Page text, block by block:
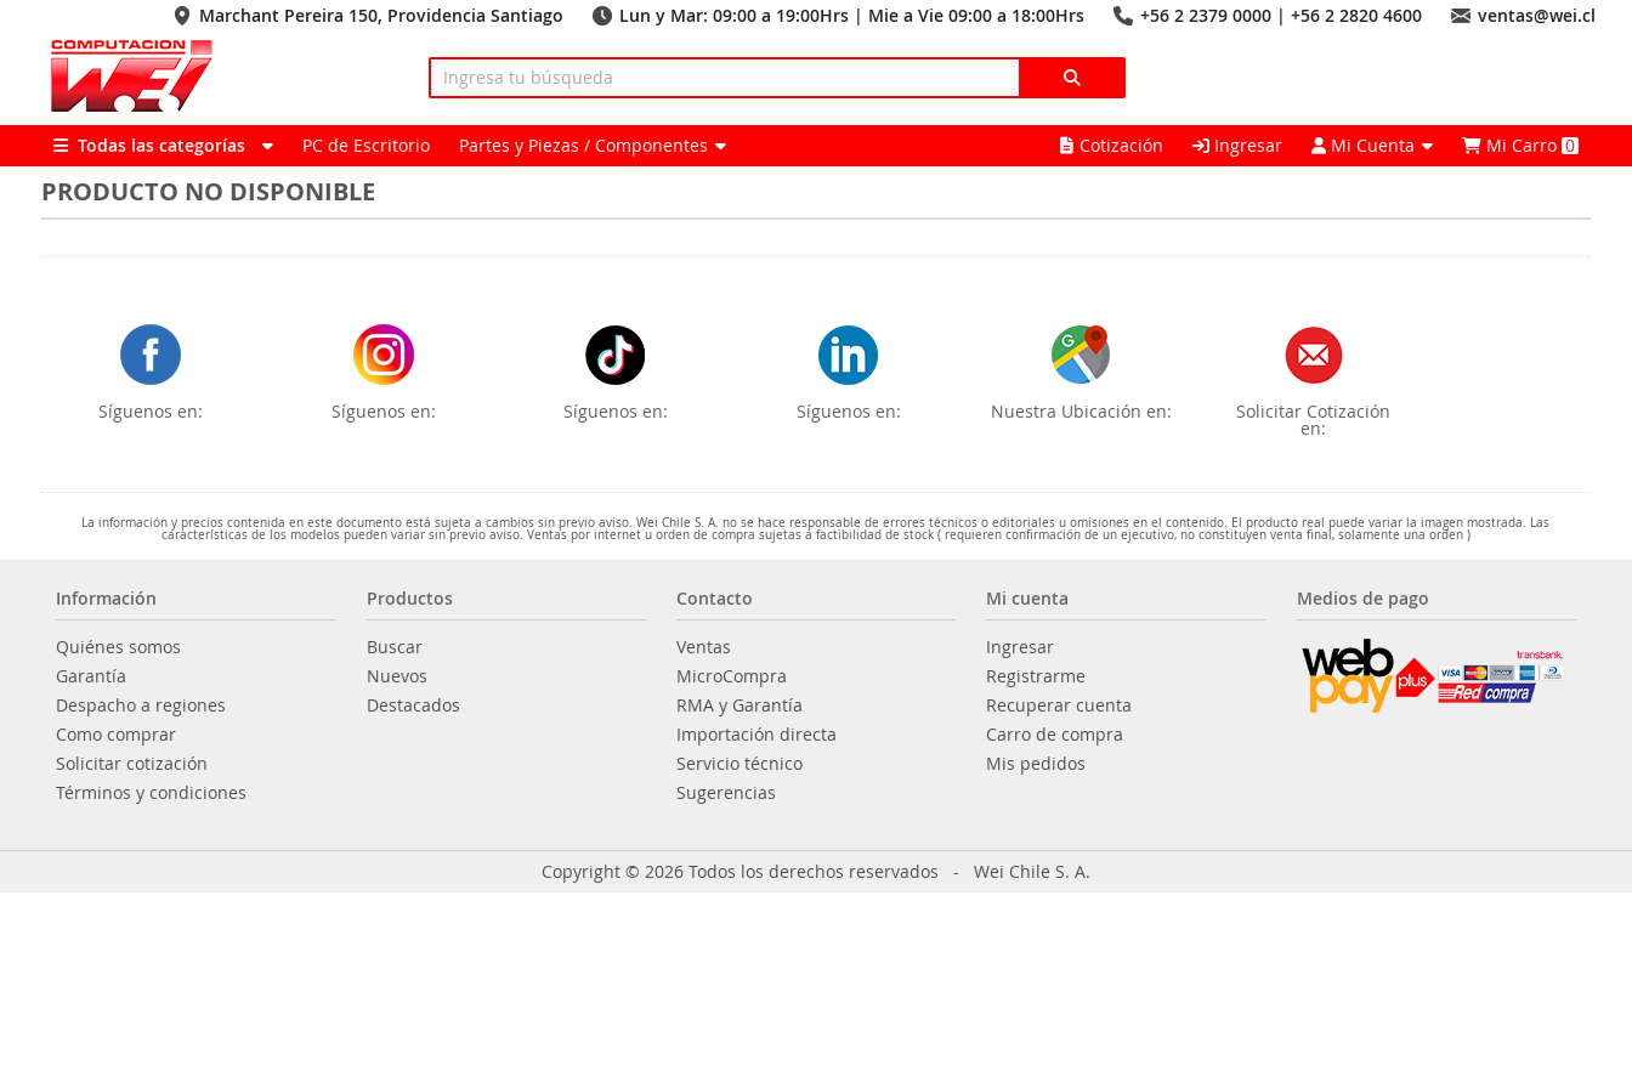
Marchant Pereira 150, Providencia Santiago Lun y Mar: 09:00 a 19:00Hrs | Mie a Vie 09:00 a 18:00Hrs +56 2 2379 0000 | +56 2 2820 4600 ventas@wei.cl
Todas las categorías PC de Escritorio Partes y Piezas / Componentes Cotización Ingresar Mi Cuenta Mi Carro0
PRODUCTO NO DISPONIBLE
Síguenos en: Síguenos en: Síguenos en: Síguenos en: Nuestra Ubicación en: Solicitar Cotización
en:
La información y precios contenida en este documento está sujeta a cambios sin previo aviso. Wei Chile S. A. no se hace responsable de errores técnicos o editoriales u omisiones en el contenido. El producto real puede variar la imagen mostrada. Las
características de los modelos pueden variar sin previo aviso. Ventas por internet u orden de compra sujetas a factibilidad de stock ( requieren confirmación de un ejecutivo, no constituyen venta final, solamente una orden )
Información
Quiénes somos
Garantía
Despacho a regiones
Como comprar
Solicitar cotización
Términos y condiciones
Productos
Buscar
Nuevos
Destacados
Contacto
Ventas
MicroCompra
RMA y Garantía
Importación directa
Servicio técnico
Sugerencias
Mi cuenta
Ingresar
Registrarme
Recuperar cuenta
Carro de compra
Mis pedidos
Medios de pago
Copyright © 2026 Todos los derechos reservados - Wei Chile S. A.